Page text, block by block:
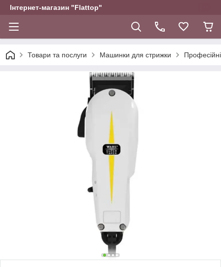
Інтернет-магазин "Flattop"
Товари та послуги Машинки для стрижки